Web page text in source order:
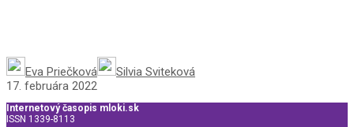
Eva Priečková
Silvia Sviteková
17. februára 2022
Internetový časopis mloki.sk
ISSN 1339-8113